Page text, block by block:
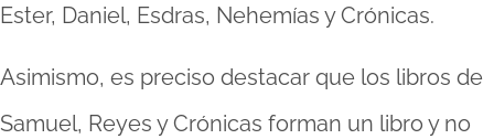
Ester, Daniel, Esdras, Nehemías y Crónicas.
Asimismo, es preciso destacar que los libros de
Samuel, Reyes y Crónicas forman un libro y no